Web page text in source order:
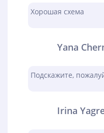
Хорошая схема
Yana
Подскажите,
Irina